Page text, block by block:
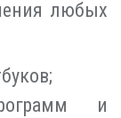
любых
и